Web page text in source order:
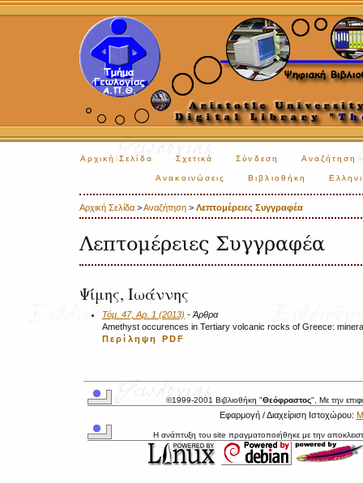
Αρχική Σελίδα Σχετικά Σύνδεση Αναζήτηση
Ανακοινώσεις Βιβλιοθήκη
Αρχική Σελίδα >Αναζήτηση > Λεπτομέρειες Συγγραφέα
Λεπτομέρειες Συγγραφέα
Ψίμης, Ιωάννης
Τόμ. 47, Αρ. 1 (2013) - Άρθρα
Amethyst occurences in Tertiary volcanic rocks of Greece:
Περίληψη
PDF
©1999-2001 Βιβλιοθήκη "Θεόφραστος", Με την
Εφαρμογή / Διαχείριση Ιστοχώρου:
Η ανάπτυξη του site πραγματοποιήθηκε με την